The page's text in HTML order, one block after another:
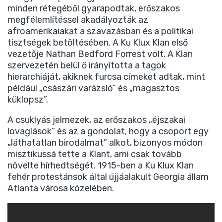
minden rétegéből gyarapodtak, erőszakos
megfélemlítéssel akadályozták az
afroamerikaiakat a szavazásban és a politikai
tisztségek betöltésében. A Ku Klux Klan első
vezetője Nathan Bedford Forrest volt. A Klan
szervezetén belül ő irányította a tagok
hierarchiáját, akiknek furcsa címeket adtak, mint
például „császári varázsló” és „magasztos
küklopsz”.
A csuklyás jelmezek, az erőszakos „éjszakai
lovaglások” és az a gondolat, hogy a csoport egy
„láthatatlan birodalmat” alkot, bizonyos módon
misztikussá tette a Klant, ami csak tovább
növelte hírhedtségét. 1915-ben a Ku Klux Klan
fehér protestánsok által újjáalakult Georgia állam
Atlanta városa közelében.